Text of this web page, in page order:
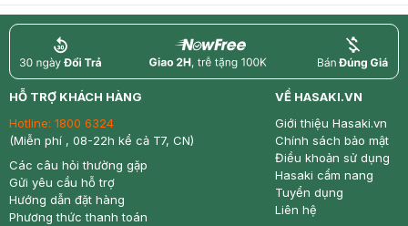
return nowfree price
HỖ TRỢ KHÁCH HÀNG
Hotline: 1800 6324
(Miễn phí , 08-22h kể cả T7, CN)
Các câu hỏi thường gặp
Gửi yêu cầu hỗ trợ
Hướng dẫn đặt hàng
Phương thức thanh toán
VỀ HASAKI.VN
Giới thiệu Hasaki.vn
Chính sách bảo mật
Điều khoản sử dụng
Hasaki cẩm nang
Tuyển dụng
Liên hệ